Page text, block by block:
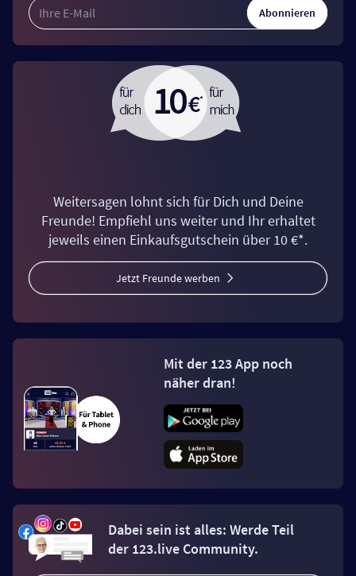
Abonnieren
Weitersagen lohnt sich für Dich und Deine
Freunde! Empfiehl uns weiter und Ihr erhaltet
jeweils einen Einkaufsgutschein über 10 €*.
Jetzt Freunde werben
Mit der 123 App noch
näher dran!
Dabei sein ist alles: Werde Teil
der 123.live Community.